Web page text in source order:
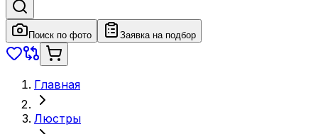
Поиск по фото Заявка на подбор
Главная
Люстры